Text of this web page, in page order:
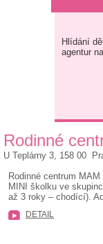
Hlídání
agentur
Rodinné
U Teplárny 3, 158 00
Rodinné centrum
MINI školku ve
až 3 roky – chodící).
DETAIL